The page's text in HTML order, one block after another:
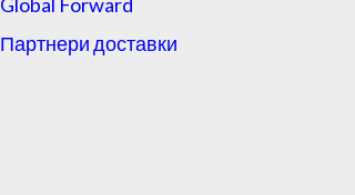
Global Forward
Партнери доставки